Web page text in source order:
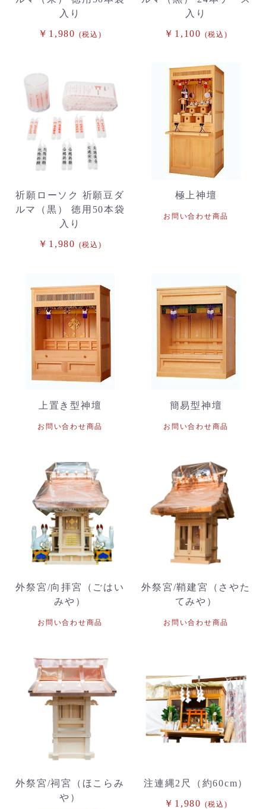
入り
￥1,980 (税込)
入り
￥1,100 (税込)
祈願ローソク 祈願豆ダ
ルマ（黒） 徳用50本袋
入り
￥1,980 (税込)
極上神壇
お問い合わせ商品
上置き型神壇
お問い合わせ商品
簡易型神壇
お問い合わせ商品
外祭宮/向拝宮（ごはい
みや）
お問い合わせ商品
外祭宮/鞘建宮（さやた
てみや）
お問い合わせ商品
外祭宮/祠宮（ほこらみ
や）
注連縄2尺（約60cm）
￥1,980 (税込)